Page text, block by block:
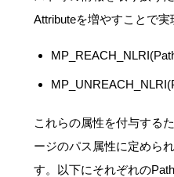
Attributeを増やすことで実
これらの属性を付与する
ージのパス属性に定めら
す。以下にそれぞれの